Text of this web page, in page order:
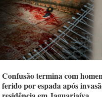
Confusão termina com
ferido por espada após